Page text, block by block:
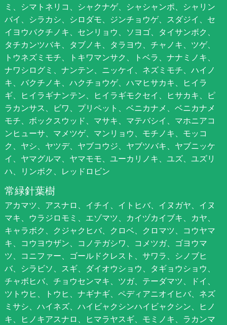
ミ、シマトネリコ、シャクナゲ、シャシャンポ、シャリン
バイ、シラカシ、シロダモ、ジンチョウゲ、スダジイ、セ
イヨウバクチノキ、センリョウ、ソヨゴ、タイサンボク、
タチカンツバキ、タブノキ、タラヨウ、チャノキ、ツゲ、
トウネズミモチ、トキワマンサク、トベラ、ナナミノキ、
ナワシログミ、ナンテン、ニッケイ、ネズミモチ、ハイノ
キ、バクチノキ、ハクチョウゲ、ハマヒサカキ、ヒイラ
ギ、ヒイラギナンテン、ヒイラギモクセイ、ヒサカキ、ピ
ラカンサス、ビワ、プリペット、ベニカナメ、ベニカナメ
モチ、ボックスウッド、マサキ、マテバシイ、マホニアコ
ンヒューサ、マメツゲ、マンリョウ、モチノキ、モッコ
ク、ヤシ、ヤツデ、ヤブコウジ、ヤブツバキ、ヤブニッケ
イ、ヤマグルマ、ヤマモモ、ユーカリノキ、ユズ、ユズリ
ハ、リンボク、レッドロビン
常緑針葉樹
アカマツ、アスナロ、イチイ、イトヒバ、イヌガヤ、イヌ
マキ、ウラジロモミ、エゾマツ、カイヅカイブキ、カヤ、
キャラボク、クジャクヒバ、クロベ、クロマツ、コウヤマ
キ、コウヨウザン、コノテガシワ、コメツガ、ゴヨウマ
ツ、コニファー、ゴールドクレスト、サワラ、シノブヒ
バ、シラビソ、スギ、ダイオウショウ、タギョウショウ、
チャボヒバ、チョウセンマキ、ツガ、テーダマツ、ドイ、
ツトウヒ、トウヒ、ナギナギ、ペディアニオイヒバ、ネズ
ミサシ、ハイネズ、ハイビャクシンハイビャクシン、ヒノ
キ、ヒノキアスナロ、ヒマラヤスギ、モミノキ、ラカンマ